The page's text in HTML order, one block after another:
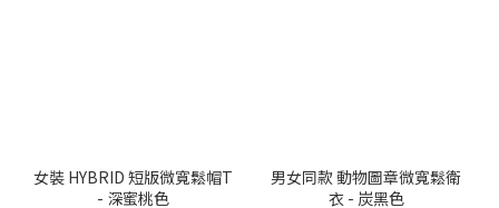
女裝 HYBRID 短版微寬鬆帽T
- 深蜜桃色
男女同款 動物圖章微寬鬆衛
衣 - 炭黑色